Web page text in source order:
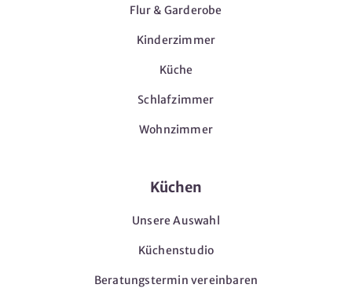
Flur & Garderobe
Kinderzimmer
Küche
Schlafzimmer
Wohnzimmer
Küchen
Unsere Auswahl
Küchenstudio
Beratungstermin vereinbaren